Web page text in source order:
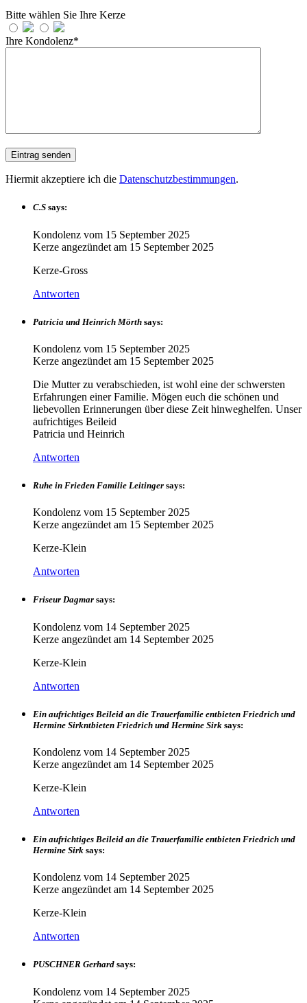
Bitte wählen Sie Ihre Kerze
Ihre Kondolenz*
Hiermit akzeptiere ich die Datenschutzbestimmungen.
C.S says:
Kondolenz vom 15 September 2025
Kerze angezündet am 15 September 2025
Kerze-Gross
Antworten
Patricia und Heinrich Mörth says:
Kondolenz vom 15 September 2025
Kerze angezündet am 15 September 2025
Die Mutter zu verabschieden, ist wohl eine der schwersten
Erfahrungen einer Familie. Mögen euch die schönen und
liebevollen Erinnerungen über diese Zeit hinweghelfen. Unser
aufrichtiges Beileid
Patricia und Heinrich
Antworten
Ruhe in Frieden Familie Leitinger says:
Kondolenz vom 15 September 2025
Kerze angezündet am 15 September 2025
Kerze-Klein
Antworten
Friseur Dagmar says:
Kondolenz vom 14 September 2025
Kerze angezündet am 14 September 2025
Kerze-Klein
Antworten
Ein aufrichtiges Beileid an die Trauerfamilie entbieten Friedrich und
Hermine Sirkntbieten Friedrich und Hermine Sirk says:
Kondolenz vom 14 September 2025
Kerze angezündet am 14 September 2025
Kerze-Klein
Antworten
Ein aufrichtiges Beileid an die Trauerfamilie entbieten Friedrich und
Hermine Sirk says:
Kondolenz vom 14 September 2025
Kerze angezündet am 14 September 2025
Kerze-Klein
Antworten
PUSCHNER Gerhard says:
Kondolenz vom 14 September 2025